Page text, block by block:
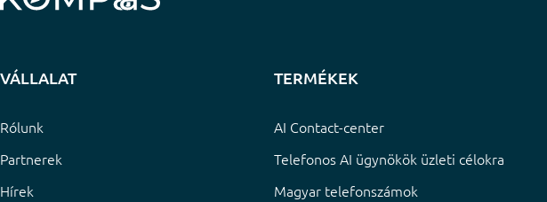
VÁLLALAT
Rólunk
Partnerek
Hírek
TERMÉKEK
AI Contact-center
Telefonos AI ügynökök üzleti célokra
Magyar telefonszámok